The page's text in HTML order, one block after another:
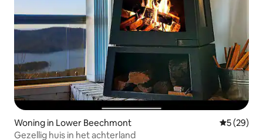
Woning in Lower Beechmont
5 (29)
Gezellig huis in het achterland